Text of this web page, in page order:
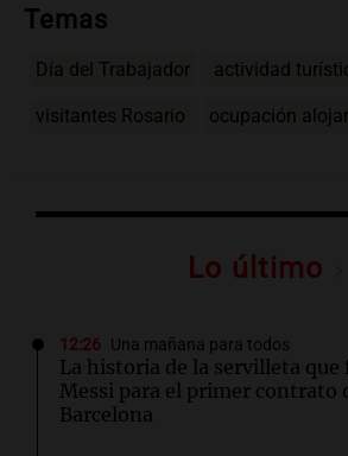
Temas
Día del Trabajador actividad
visitantes Rosario ocupación
Lo último
12:26 Una mañana para todos
La historia de la servilleta que
Messi para el primer contrato
Barcelona